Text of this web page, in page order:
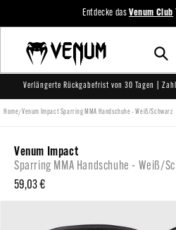
Inhalt
Entdecke dasVenum Club
Verlängerte Rückgabefrist von 30 Tagen |
Home/Venum Impact Sparring MMA Handschuhe - Weiß/Schwarz
Venum Impact
Sparring MMA Handschuhe - Weiß/
Normaler
59,03 €